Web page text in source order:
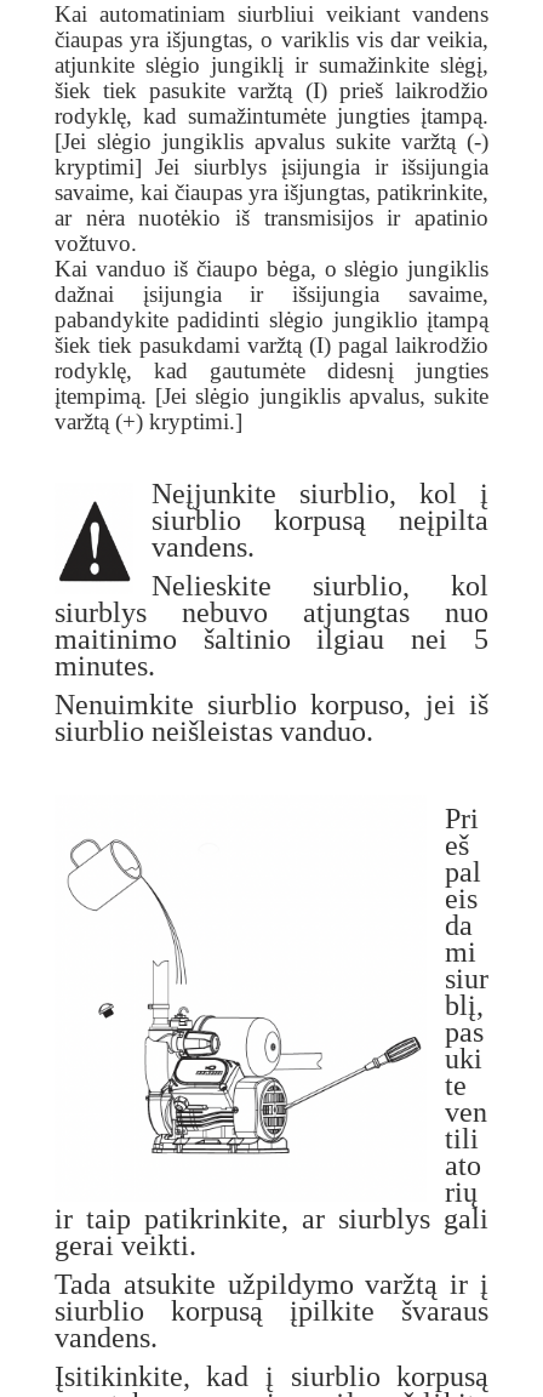
Kai automatiniam siurbliui veikiant vandens
čiaupas yra išjungtas, o variklis vis dar veikia,
atjunkite slėgio jungiklį ir sumažinkite slėgį,
šiek tiek pasukite varžtą (I) prieš laikrodžio
rodyklę, kad sumažintumėte jungties įtampą.
[Jei slėgio jungiklis apvalus sukite varžtą (-)
kryptimi] Jei siurblys įsijungia ir išsijungia
savaime, kai čiaupas yra išjungtas, patikrinkite,
ar nėra nuotėkio iš transmisijos ir apatinio
vožtuvo.
Kai vanduo iš čiaupo bėga, o slėgio jungiklis
dažnai įsijungia ir išsijungia savaime,
pabandykite padidinti slėgio jungiklio įtampą
šiek tiek pasukdami varžtą (I) pagal laikrodžio
rodyklę, kad gautumėte didesnį jungties
įtempimą. [Jei slėgio jungiklis apvalus, sukite
varžtą (+) kryptimi.]
Neįjunkite siurblio, kol į
siurblio korpusą neįpilta
vandens.
Nelieskite siurblio, kol
siurblys nebuvo atjungtas nuo
maitinimo šaltinio ilgiau nei 5
minutes.
Nenuimkite siurblio korpuso, jei iš
siurblio neišleistas vanduo.
Pri
eš
pal
eis
da
mi
siur
blį,
pas
uki
te
ven
tili
ato
rių
ir taip patikrinkite, ar siurblys gali
gerai veikti.
Tada atsukite užpildymo varžtą ir į
siurblio korpusą įpilkite švaraus
vandens.
Įsitikinkite, kad į siurblio korpusą